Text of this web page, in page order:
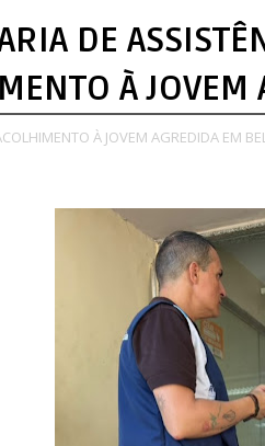
DE
À
À JOVEM AGREDIDA EM